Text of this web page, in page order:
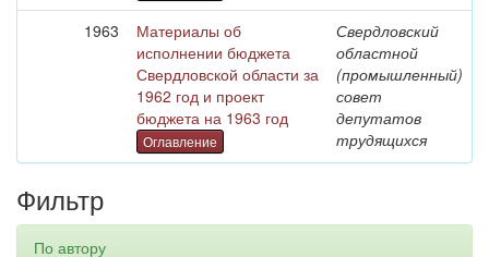
1963
Материалы об
исполнении бюджета
Свердловской области за
1962 год и проект
бюджета на 1963 год
Оглавление
Свердловский
областной
(промышленный)
совет
депутатов
трудящихся
Фильтр
По автору